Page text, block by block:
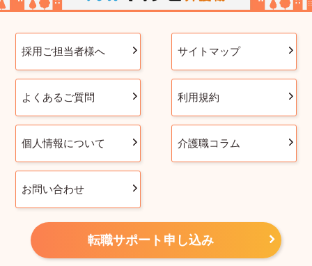
採用ご担当者様へ サイトマップ
よくあるご質問 利用規約
個人情報について 介護職コラム
お問い合わせ
転職サポート申し込み